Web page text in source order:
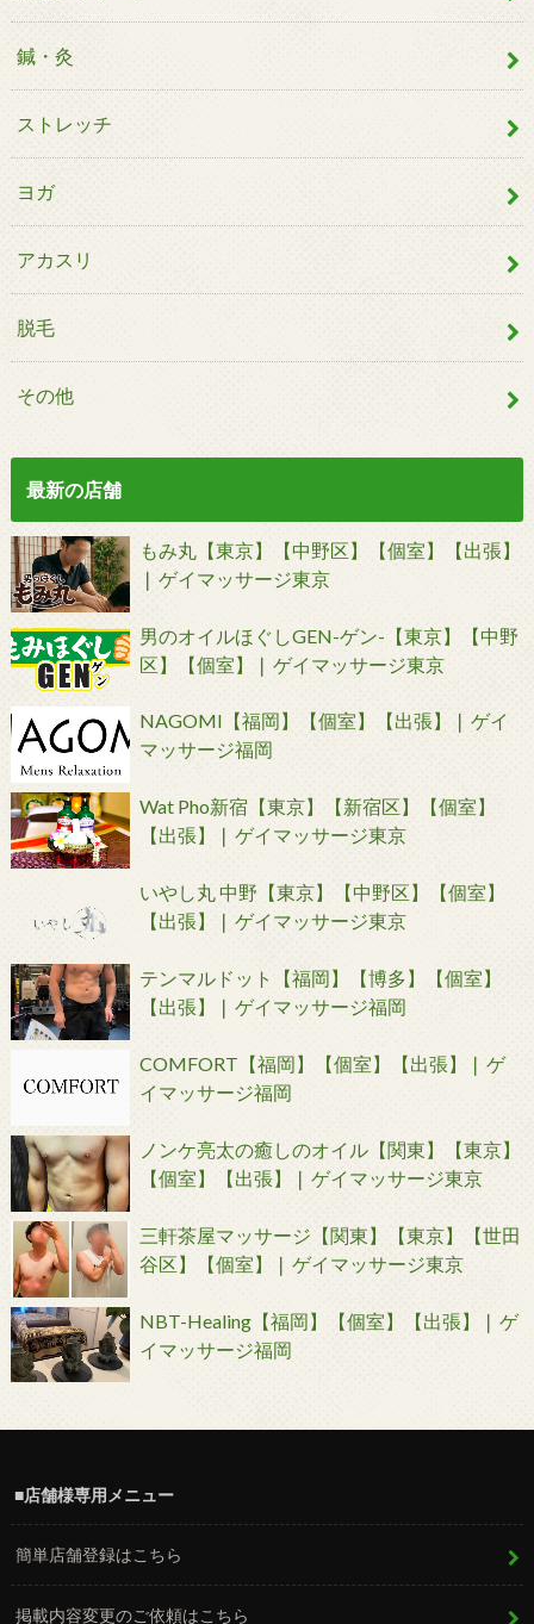
鍼・灸
ストレッチ
ヨガ
アカスリ
脱毛
その他
最新の店舗
もみ丸【東京】【中野区】【個室】【出張】
❘ ゲイマッサージ東京
男のオイルほぐしGEN-ゲン-【東京】【中野
区】【個室】❘ ゲイマッサージ東京
NAGOMI【福岡】【個室】【出張】❘ ゲイ
マッサージ福岡
Wat Pho新宿【東京】【新宿区】【個室】
【出張】❘ ゲイマッサージ東京
いやし丸 中野【東京】【中野区】【個室】
【出張】❘ ゲイマッサージ東京
テンマルドット【福岡】【博多】【個室】
【出張】❘ ゲイマッサージ福岡
COMFORT【福岡】【個室】【出張】❘ ゲ
イマッサージ福岡
ノンケ亮太の癒しのオイル【関東】【東京】
【個室】【出張】❘ ゲイマッサージ東京
三軒茶屋マッサージ【関東】【東京】【世田
谷区】【個室】❘ ゲイマッサージ東京
NBT-Healing【福岡】【個室】【出張】❘ ゲ
イマッサージ福岡
■店舗様専用メニュー
簡単店舗登録はこちら
掲載内容変更のご依頼はこちら